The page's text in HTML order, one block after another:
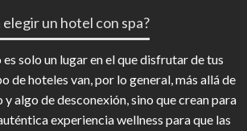
un hotel con spa?
solo un lugar en el que disfrutar de tus
de hoteles van, por lo general, más allá de
algo de desconexión, sino que crean para
experiencia wellness para que las